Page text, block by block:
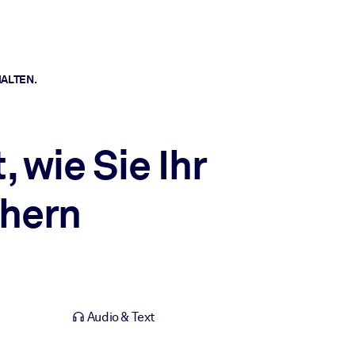
wie Sie Ihr
Audio & Text